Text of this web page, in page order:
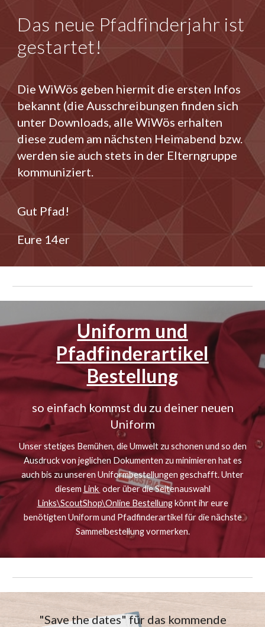
Das neue Pfadfinderjahr ist
gestartet!
Die WiWös geben hiermit die ersten Infos
bekannt (die Ausschreibungen finden sich
unter Downloads, alle WiWös erhalten
diese zudem am nächsten Heimabend bzw.
werden sie auch stets in der Elterngruppe
kommuniziert.
Gut Pfad!
Eure 14er
Uniform und
Pfadfinderartikel
Bestellung
so einfach kommst du zu deiner neuen
Uniform
Unser stetiges Bemühen, die Umwelt zu schonen und so den
Ausdruck von jeglichen Dokumenten zu minimieren hat es
auch bis zu unseren Uniformbestellungen geschafft. Unter
diesem Link oder über die Seitenauswahl
Links\ScoutShop\Online Bestellung könnt ihr eure
benötigten Uniform und Pfadfinderartikel für die nächste
Sammelbestellung vormerken.
"Save the dates" für das kommende